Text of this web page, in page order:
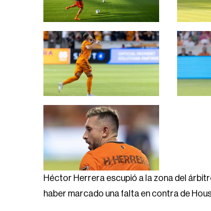
Héctor Herrera escupió a la zona del
haber marcado una falta en contra de